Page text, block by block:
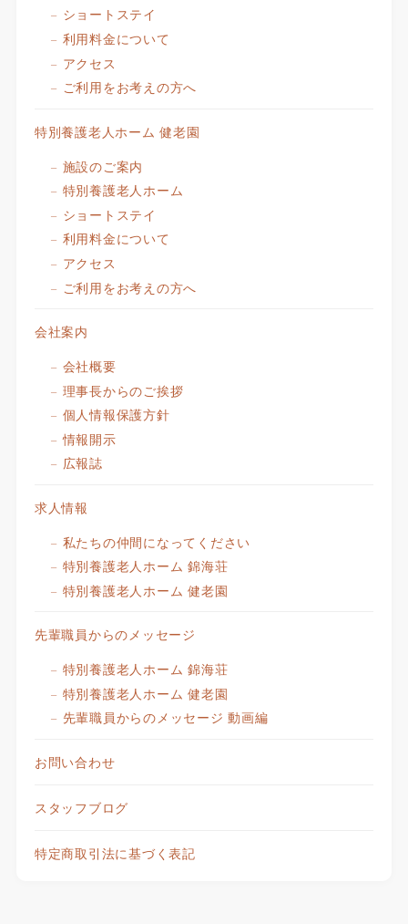
ショートステイ
利用料金について
アクセス
ご利用をお考えの方へ
特別養護老人ホーム 健老園
施設のご案内
特別養護老人ホーム
ショートステイ
利用料金について
アクセス
ご利用をお考えの方へ
会社案内
会社概要
理事長からのご挨拶
個人情報保護方針
情報開示
広報誌
求人情報
私たちの仲間になってください
特別養護老人ホーム 錦海荘
特別養護老人ホーム 健老園
先輩職員からのメッセージ
特別養護老人ホーム 錦海荘
特別養護老人ホーム 健老園
先輩職員からのメッセージ 動画編
お問い合わせ
スタッフブログ
特定商取引法に基づく表記